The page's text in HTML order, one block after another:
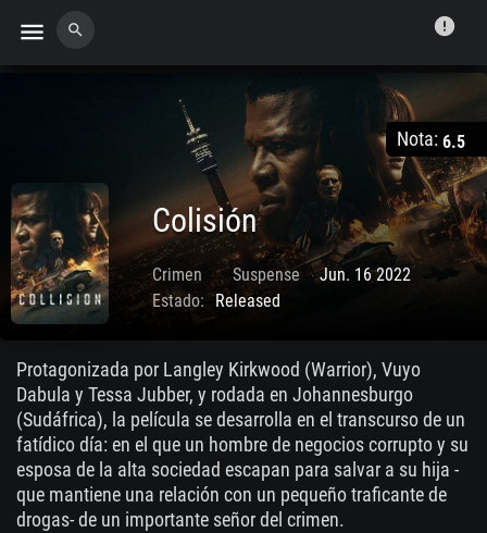
menu search error
Nota: 6.5
Colisión
Crimen Suspense
Jun. 16 2022
Estado:
Released
Protagonizada por Langley Kirkwood (Warrior), Vuyo
Dabula y Tessa Jubber, y rodada en Johannesburgo
(Sudáfrica), la película se desarrolla en el transcurso de un
fatídico día: en el que un hombre de negocios corrupto y su
esposa de la alta sociedad escapan para salvar a su hija -
que mantiene una relación con un pequeño traficante de
drogas- de un importante señor del crimen.